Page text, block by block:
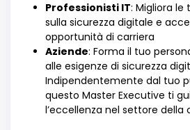
Professionisti IT: Migliora
sulla sicurezza digitale e
opportunità di carriera
Aziende: Forma il tuo
alle esigenze di sicurezza
Indipendentemente dal tuo
questo Master Executive ti
l’eccellenza nel settore della